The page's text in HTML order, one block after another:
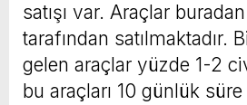
satışı var. Araçlar buradan
tarafından satılmaktadır.
gelen araçlar yüzde 1-2
bu araçları 10 günlük